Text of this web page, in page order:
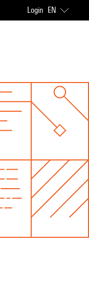
Login EN